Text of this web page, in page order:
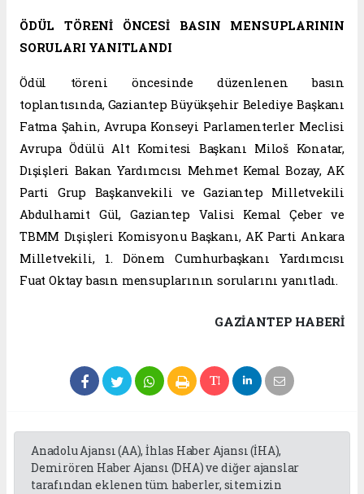
ÖDÜL TÖRENİ ÖNCESİ BASIN MENSUPLARININ
SORULARI YANITLANDI
Ödül töreni öncesinde düzenlenen basın
toplantısında, Gaziantep Büyükşehir Belediye Başkanı
Fatma Şahin, Avrupa Konseyi Parlamenterler Meclisi
Avrupa Ödülü Alt Komitesi Başkanı Miloš Konatar,
Dışişleri Bakan Yardımcısı Mehmet Kemal Bozay, AK
Parti Grup Başkanvekili ve Gaziantep Milletvekili
Abdulhamit Gül, Gaziantep Valisi Kemal Çeber ve
TBMM Dışişleri Komisyonu Başkanı, AK Parti Ankara
Milletvekili, 1. Dönem Cumhurbaşkanı Yardımcısı
Fuat Oktay basın mensuplarının sorularını yanıtladı.
GAZIANTEP HABERİ
Anadolu Ajansı (AA), İhlas Haber Ajansı (İHA),
Demirören Haber Ajansı (DHA) ve diğer ajanslar
tarafından eklenen tüm haberler, sitemizin